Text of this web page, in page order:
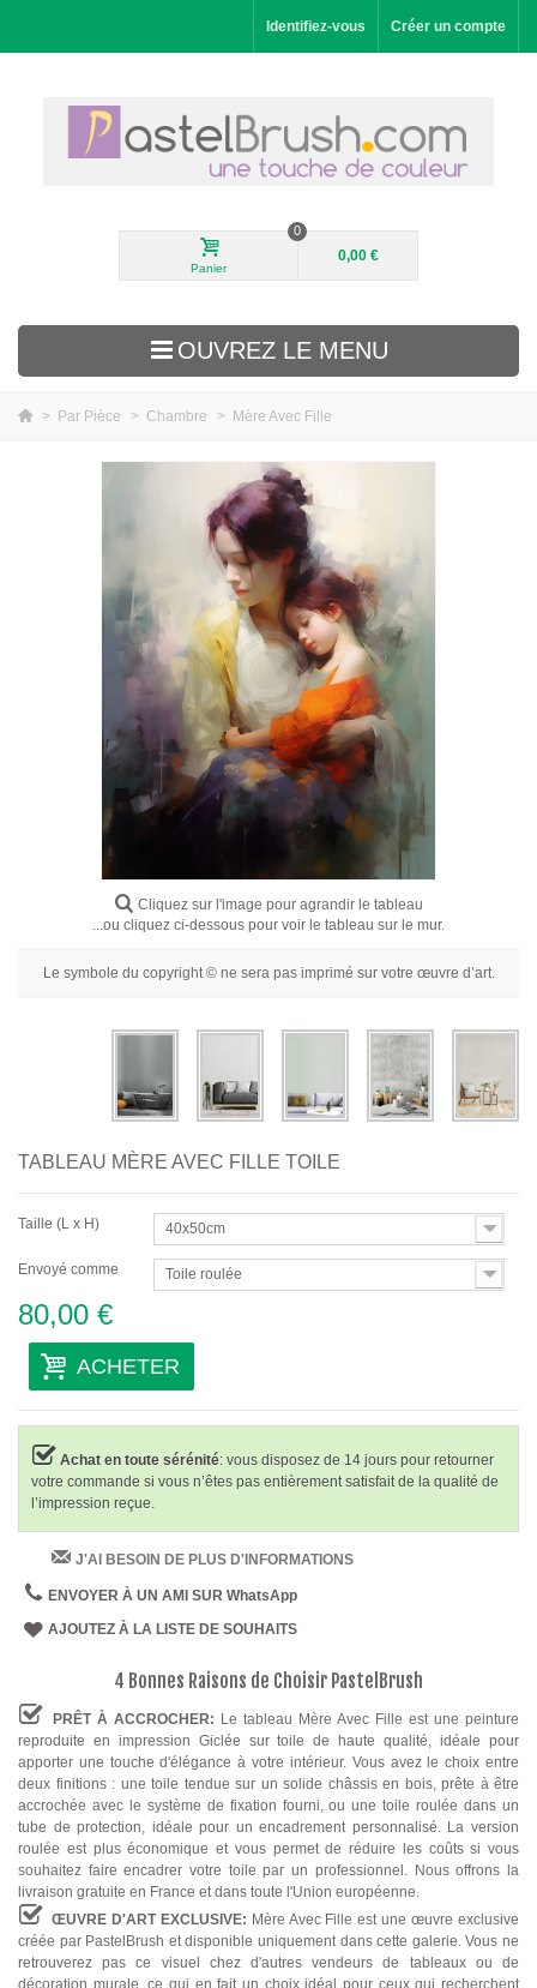
Identifiez-vous Créer un compte
Panier
0
0,00 €
OUVREZ LE MENU
> Par Pièce > Chambre > Mère Avec Fille
Cliquez sur l'image pour agrandir le tableau
...ou cliquez ci-dessous pour voir le tableau sur le mur.
Le symbole du copyright © ne sera pas imprimé sur votre œuvre d’art.
TABLEAU MÈRE AVEC FILLE TOILE
Taille (L x H) 40x50cm
Envoyé comme Toile roulée
80,00 €
ACHETER
Achat en toute sérénité: vous disposez de 14 jours pour retourner
votre commande si vous n’êtes pas entièrement satisfait de la qualité de
l’impression reçue.
J'AI BESOIN DE PLUS D'INFORMATIONS
ENVOYER À UN AMI SUR WhatsApp
AJOUTEZ À LA LISTE DE SOUHAITS
4 Bonnes Raisons de Choisir PastelBrush
PRÊT À ACCROCHER: Le tableau Mère Avec Fille est une peinture
reproduite en impression Giclée sur toile de haute qualité, idéale pour
apporter une touche d'élégance à votre intérieur. Vous avez le choix entre
deux finitions : une toile tendue sur un solide châssis en bois, prête à être
accrochée avec le système de fixation fourni, ou une toile roulée dans un
tube de protection, idéale pour un encadrement personnalisé. La version
roulée est plus économique et vous permet de réduire les coûts si vous
souhaitez faire encadrer votre toile par un professionnel. Nous offrons la
livraison gratuite en France et dans toute l'Union européenne.
ŒUVRE D'ART EXCLUSIVE: Mère Avec Fille est une œuvre exclusive
créée par PastelBrush et disponible uniquement dans cette galerie. Vous ne
retrouverez pas ce visuel chez d'autres vendeurs de tableaux ou de
décoration murale, ce qui en fait un choix idéal pour ceux qui recherchent